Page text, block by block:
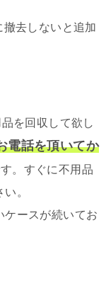
去しないと追加
を回収して欲し
電話を頂いてか
。すぐに不用品
。
ースが続いてお